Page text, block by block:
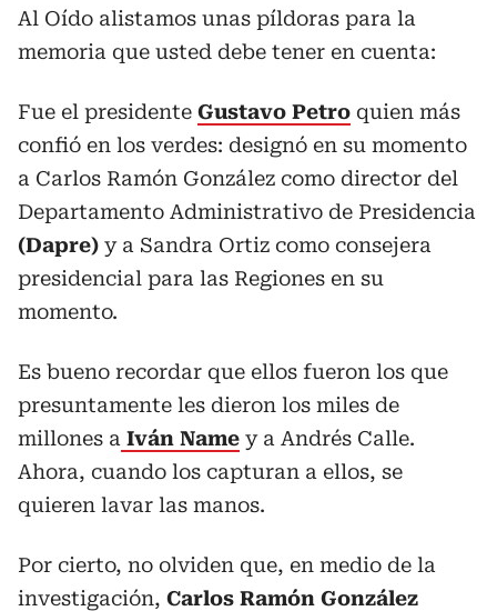
Al Oído alistamos unas píldoras para la
memoria que usted debe tener en cuenta:
Fue el presidente Gustavo Petro quien más
confió en los verdes: designó en su momento
a Carlos Ramón González como director del
Departamento Administrativo de Presidencia
(Dapre) y a Sandra Ortiz como consejera
presidencial para las Regiones en su
momento.
Es bueno recordar que ellos fueron los que
presuntamente les dieron los miles de
millones a Iván Name y a Andrés Calle.
Ahora, cuando los capturan a ellos, se
quieren lavar las manos.
Por cierto, no olviden que, en medio de la
investigación, Carlos Ramón González